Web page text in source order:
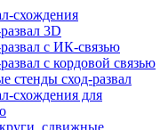
схождения
3D
с ИК-связью
с кордовой связью
стенды сход-развал
схождения для
сдвижные